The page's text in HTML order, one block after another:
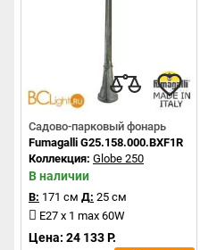
Садово-парковый фонарь
Fumagalli G25.158.000.BXF1R
Коллекция: Globe 250
В наличии
В: 171 см Д: 25 см
E27 x 1 max 60W
Цена: 24 133 Р.